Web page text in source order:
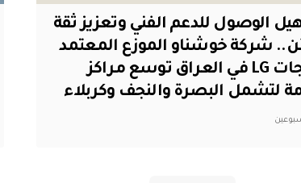
الوصول للدعم الفني وتعزيز ثقة
شركة خوشناو الموزع المعتمد
لمنتجات LG في العراق توسع مراكز
لتشمل البصرة والنجف وكربلاء